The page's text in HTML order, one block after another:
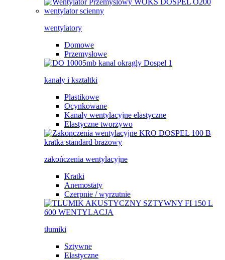
wentylatory
Domowe
Przemysłowe
kanały i kształtki
Plastikowe
Ocynkowane
Kanały wentylacyjne elastyczne
Elastyczne tworzywo
zakończenia wentylacyjne
Kratki
Anemostaty
Czerpnie / wyrzutnie
tłumiki
Sztywne
Elastyczne